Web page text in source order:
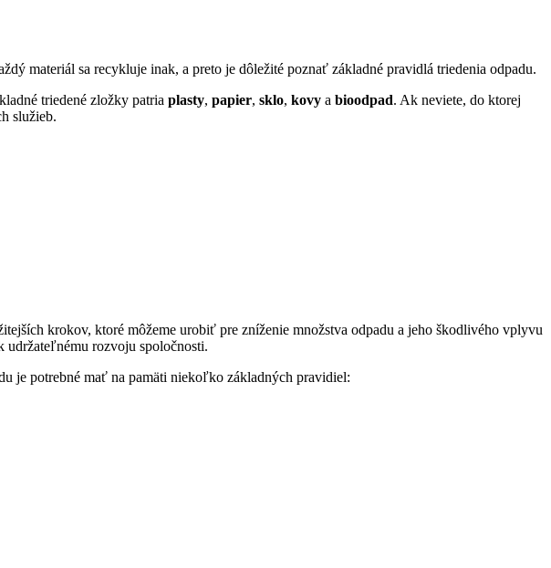
materiál sa recykluje inak, a preto je dôležité poznať základné pravidlá triedenia odpadu.
triedené zložky patria plasty, papier, sklo, kovy a bioodpad. Ak neviete, do ktorej
služieb.
krokov, ktoré môžeme urobiť pre zníženie množstva odpadu a jeho škodlivého vplyvu
udržateľnému rozvoju spoločnosti.
je potrebné mať na pamäti niekoľko základných pravidiel: